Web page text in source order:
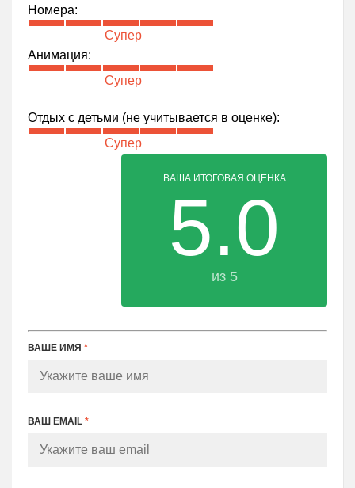
Номера:
Супер
Анимация:
Супер
Отдых с детьми (не учитывается в оценке):
Супер
ВАША ИТОГОВАЯ ОЦЕНКА
5.0
из 5
ВАШЕ ИМЯ *
ВАШ EMAIL *